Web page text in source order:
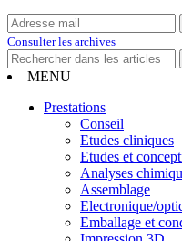
Consulter les archives
MENU
Prestations
Conseil
Etudes cliniques
Etudes et
Analyses
Assemblage
Electronique/
Emballage et